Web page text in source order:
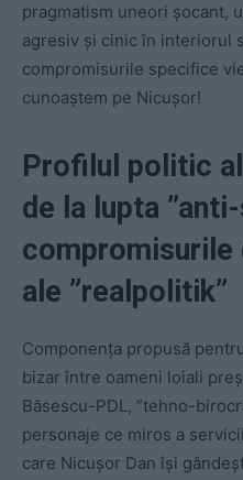
pragmatism uneori șocant,
agresiv și cinic în interiorul
compromisurile specifice
cunoaștem pe Nicușor!
Profilul politic
de la lupta
compromisurile
ale ”realpolitik”
Componența propusă
bizar între oameni loiali
Băsescu-PDL, ”tehno-
personaje ce miros a
care Nicușor Dan își